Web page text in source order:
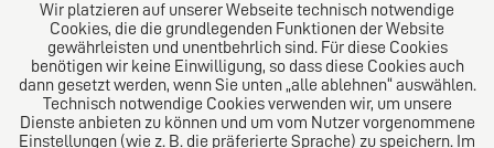
Über uns
Das Kanzlei-Vertrauensnetzwerk. Aus Europa für die
Welt. Für den erfolgreichen Mittelstand.
Wir platzieren auf unserer Webseite technisch notwendige
Cookies, die die grundlegenden Funktionen der Website
gewährleisten und unentbehrlich sind. Für diese Cookies
benötigen wir keine Einwilligung, so dass diese Cookies auch
dann gesetzt werden, wenn Sie unten „alle ablehnen“ auswählen.
Technisch notwendige Cookies verwenden wir, um unsere
Dienste anbieten zu können und um vom Nutzer vorgenommene
Einstellungen (wie z. B. die präferierte Sprache) zu speichern. Im